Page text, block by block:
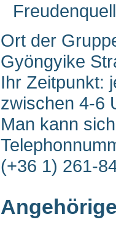
Ort der
Gyöngyike
Ihr Zeitpunkt:
zwischen 4-6
Man kann
(+36 1) 261-